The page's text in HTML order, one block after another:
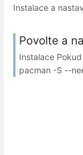
Instalace a
Povolte a
Instalace
pacman -S --